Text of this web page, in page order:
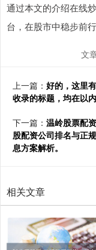
通过本文的介绍在线
台，在股市中稳步前
文
上一篇： 好的，这里
收录的标题，均在以内
下一篇： 温岭股票配
股配资公司排名与正
息方案解析。
相关文章